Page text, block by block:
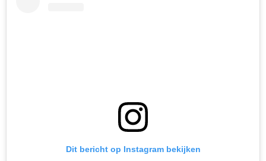
Dit bericht op Instagram bekijken